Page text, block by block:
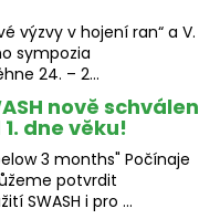
výzvy v hojení ran“ a V.
sympozia
24. – 2...
nově schválen
dne věku!
3 months" Počínaje
potvrdit
SWASH i pro ...